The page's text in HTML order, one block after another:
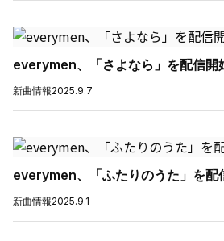
everymen、「さよなら」を配信開
新曲情報2025.9.7
everymen、「ふたりのうた」を配
新曲情報2025.9.1